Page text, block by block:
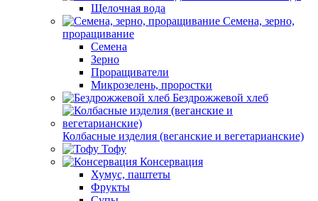
Щелочная вода
Семена, зерно,
проращивание
Семена
Зерно
Проращиватели
Микрозелень, проростки
Бездрожжевой хлеб
Колбасные изделия (веганские и вегетарианские)
Тофу
Консервация
Хумус, паштеты
Фрукты